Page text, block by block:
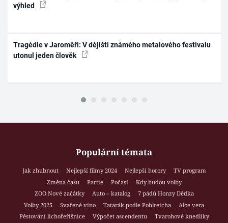
výhled
Tragédie v Jaroměři: V dějišti známého metalového festivalu
utonul jeden člověk
Populární témata
Jak zhubnout Nejlepší filmy 2024 Nejlepší horory
TV program
Změna času
Partie Počasí
Kdy budou volby
ZOO Nové začátky
Auto – katalog
7 pádů Honzy Dědka
Volby 2025
Svařené víno Tatarák podle Pohlreicha
Aloe vera
Pěstování lichořeřišnice
Výpočet ascendentu
Tvarohové knedlíky